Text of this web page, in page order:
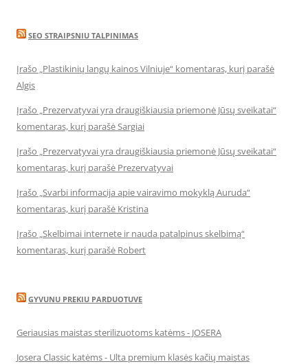
SEO STRAIPSNIU TALPINIMAS
Įrašo „Plastikinių langų kainos Vilniuje“ komentaras, kurį parašė
Algis
Įrašo „Prezervatyvai yra draugiškiausia priemonė Jūsų sveikatai“
komentaras, kurį parašė Sargiai
Įrašo „Prezervatyvai yra draugiškiausia priemonė Jūsų sveikatai“
komentaras, kurį parašė Prezervatyvai
Įrašo „Svarbi informacija apie vairavimo mokyklą Auruda“
komentaras, kurį parašė Kristina
Įrašo „Skelbimai internete ir nauda patalpinus skelbimą“
komentaras, kurį parašė Robert
GYVUNU PREKIU PARDUOTUVE
Geriausias maistas sterilizuotoms katėms - JOSERA
Josera Classic katėms - Ulta premium klasės kačių maistas